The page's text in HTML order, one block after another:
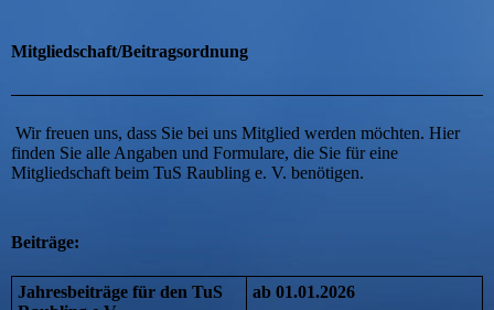
Mitgliedschaft/Beitragsordnung
Wir freuen uns, dass Sie bei uns Mitglied werden möchten. Hier
finden Sie alle Angaben und Formulare, die Sie für eine
Mitgliedschaft beim TuS Raubling e. V. benötigen.
Beiträge:
Jahresbeiträge für den TuS
ab 01.01.2026